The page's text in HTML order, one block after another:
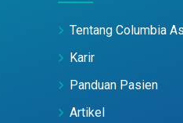
Tentang Columbia
Karir
Panduan Pasien
Artikel